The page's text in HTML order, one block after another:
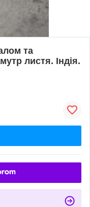
та
листя. Індія.